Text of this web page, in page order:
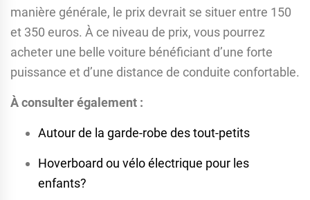
manière générale, le prix devrait se situer entre 150
et 350 euros. À ce niveau de prix, vous pourrez
acheter une belle voiture bénéficiant d’une forte
puissance et d’une distance de conduite confortable.
À consulter également :
Autour de la garde-robe des tout-petits
Hoverboard ou vélo électrique pour les
enfants?